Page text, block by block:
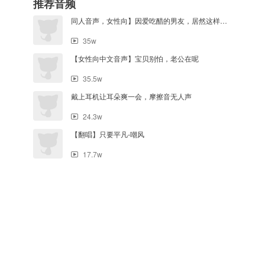
推荐音频
同人音声，女性向】因爱吃醋的男友，居然这样对待…
35w
【女性向中文音声】宝贝别怕，老公在呢
35.5w
戴上耳机让耳朵爽一会，摩擦音无人声
24.3w
【翻唱】只要平凡-嘲风
17.7w